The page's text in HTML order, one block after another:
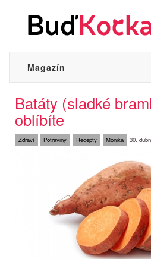
Magazín
Batáty (sladké
oblíbíte
Zdraví Potraviny Recepty Monika 30.